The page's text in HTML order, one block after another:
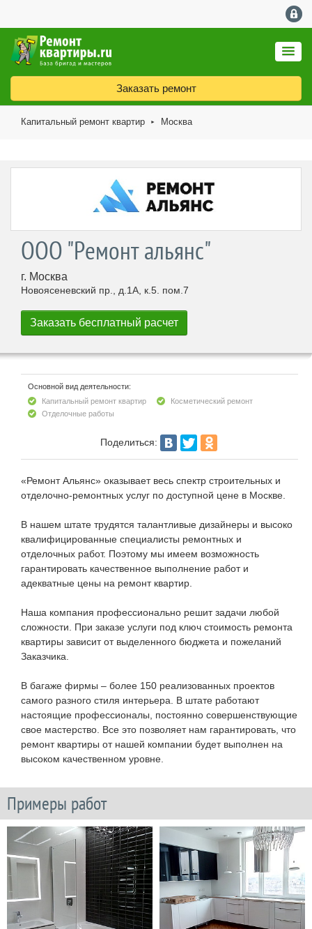
Заказать ремонт
Капитальный ремонт квартир ► Москва
ООО "Ремонт альянс"
г. Москва
Новоясеневский пр., д.1А, к.5. пом.7
Основной вид деятельности:
Капитальный ремонт квартир
Косметический ремонт
Отделочные работы
Поделиться:
«Ремонт Альянс» оказывает весь спектр строительных и
отделочно-ремонтных услуг по доступной цене в Москве.
В нашем штате трудятся талантливые дизайнеры и высоко
квалифицированные специалисты ремонтных и
отделочных работ. Поэтому мы имеем возможность
гарантировать качественное выполнение работ и
адекватные цены на ремонт квартир.
Наша компания профессионально решит задачи любой
сложности. При заказе услуги под ключ стоимость ремонта
квартиры зависит от выделенного бюджета и пожеланий
Заказчика.
В багаже фирмы – более 150 реализованных проектов
самого разного стиля интерьера. В штате работают
настоящие профессионалы, постоянно совершенствующие
свое мастерство. Все это позволяет нам гарантировать, что
ремонт квартиры от нашей компании будет выполнен на
высоком качественном уровне.
Примеры работ